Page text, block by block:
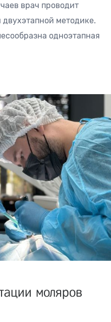
врач проводит
методике.
одноэтапная
моляров